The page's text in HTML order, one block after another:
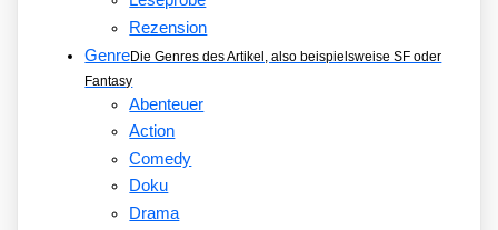
Rezension
GenreDie Genres des Artikel, also beispielsweise SF oder
Fantasy
Abenteuer
Action
Comedy
Doku
Drama